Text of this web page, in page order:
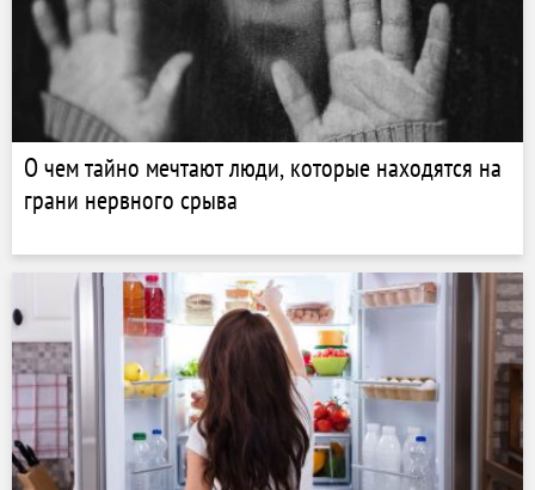
О чем тайно мечтают люди, которые находятся на
грани нервного срыва